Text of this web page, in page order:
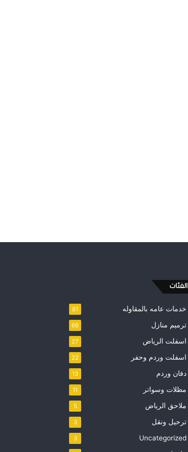
الفئات
خدمات عامه بالمقاوله 81
ترميم منازل 66
اسفلت الرياض 27
اسفلت وردم وحفر 22
دفان وردم 13
مظلات وسواتر 11
ملاحق الرياض 5
ترحيل ونقل 3
Uncategorized
3